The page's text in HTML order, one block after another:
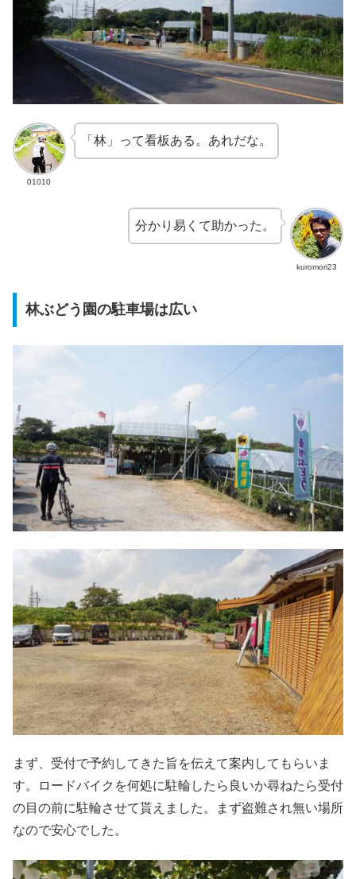
01010
「林」って看板ある。あれだな。
kuromori23
分かり易くて助かった。
林ぶどう園の駐車場は広い
まず、受付で予約してきた旨を伝えて案内してもらいま
す。ロードバイクを何処に駐輪したら良いか尋ねたら受付
の目の前に駐輪させて貰えました。まず盗難され無い場所
なので安心でした。